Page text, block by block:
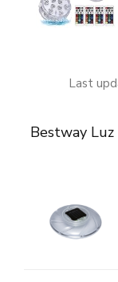
Last
Bestway